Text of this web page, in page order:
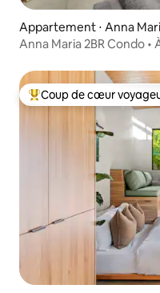
Appartement ⋅ Anna
Anna Maria 2BR Condo •
Coups de cœur
Coup de cœur